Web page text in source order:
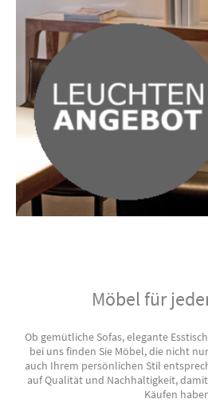
Möbel für
Ob gemütliche Sofas, elegante
bei uns finden Sie Möbel, die nicht
auch Ihrem persönlichen Stil
auf Qualität und Nachhaltigkeit,
Käufen